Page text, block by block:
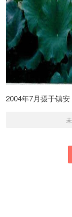
2004年7月摄于镇安